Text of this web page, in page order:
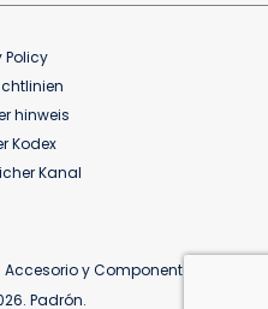
Policy
hinweis
Kodex
Kanal
y Componentes
Padrón.